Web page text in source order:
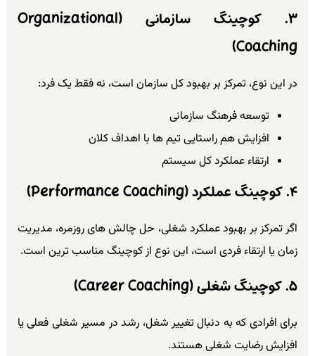
۳. کوچینگ سازمانی (Organizational
Coaching)
در این نوع، تمرکز بر بهبود کل سازمان است، نه فقط یک فرد:
توسعه فرهنگ سازمانی
افزایش هم راستایی تیم ها با اهداف کلان
ارتقاء عملکرد کل سیستم
۴. کوچینگ عملکرد (Performance Coaching)
اگر تمرکز بر بهبود عملکرد شغلی، حل چالش های روزمره، مدیریت
زمان یا ارتقاء فردی است، این نوع از کوچینگ مناسب ترین است.
۵. کوچینگ شغلی (Career Coaching)
برای افرادی که به دنبال تغییر شغل، رشد در مسیر شغلی فعلی یا
افزایش رضایت شغلی هستند.